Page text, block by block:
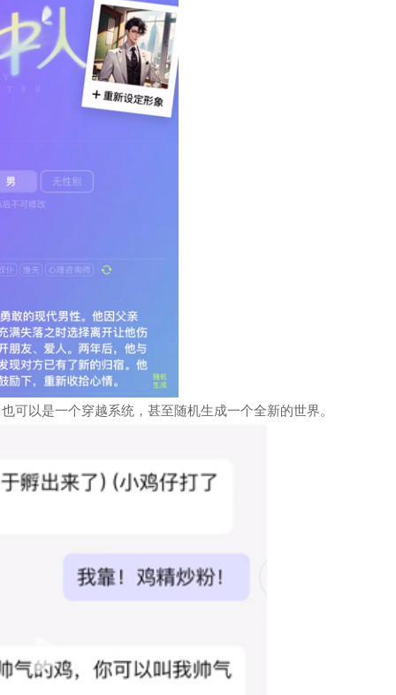
可以是一个穿越系统，甚至随机生成一个全新的世界。